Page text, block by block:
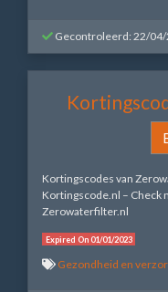
Gecontroleerd: 22/
Kortingscodes van
Kortingscode.nl – Check
Zerowaterfilter.nl
Expired On 01/01/2023
Gezondheid en